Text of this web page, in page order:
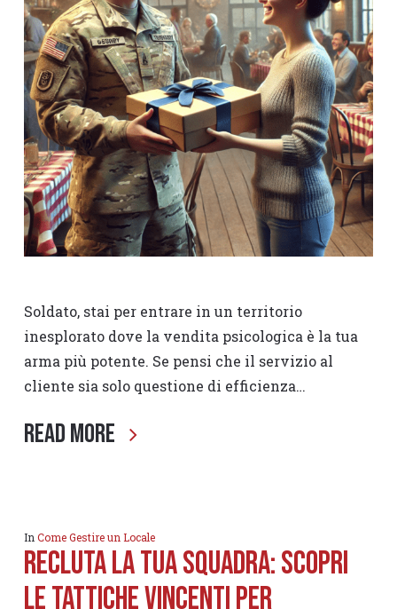
Soldato, stai per entrare in un territorio
inesplorato dove la vendita psicologica è la tua
arma più potente. Se pensi che il servizio al
cliente sia solo questione di efficienza…
Read More
In Come Gestire un Locale
Recluta la Tua squadra: Scopri
le Tattiche vincenti per